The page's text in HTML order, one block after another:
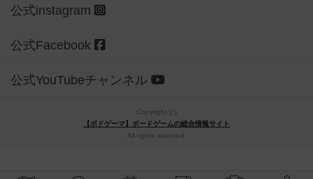
公式instagram
公式Facebook
公式YouTubeチャンネル
Copyright (c)
【ボドゲーマ】ボードゲームの総合情報サイト
All rights reserved.